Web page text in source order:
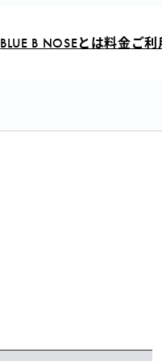
BLUE B NOSEとは料金ご